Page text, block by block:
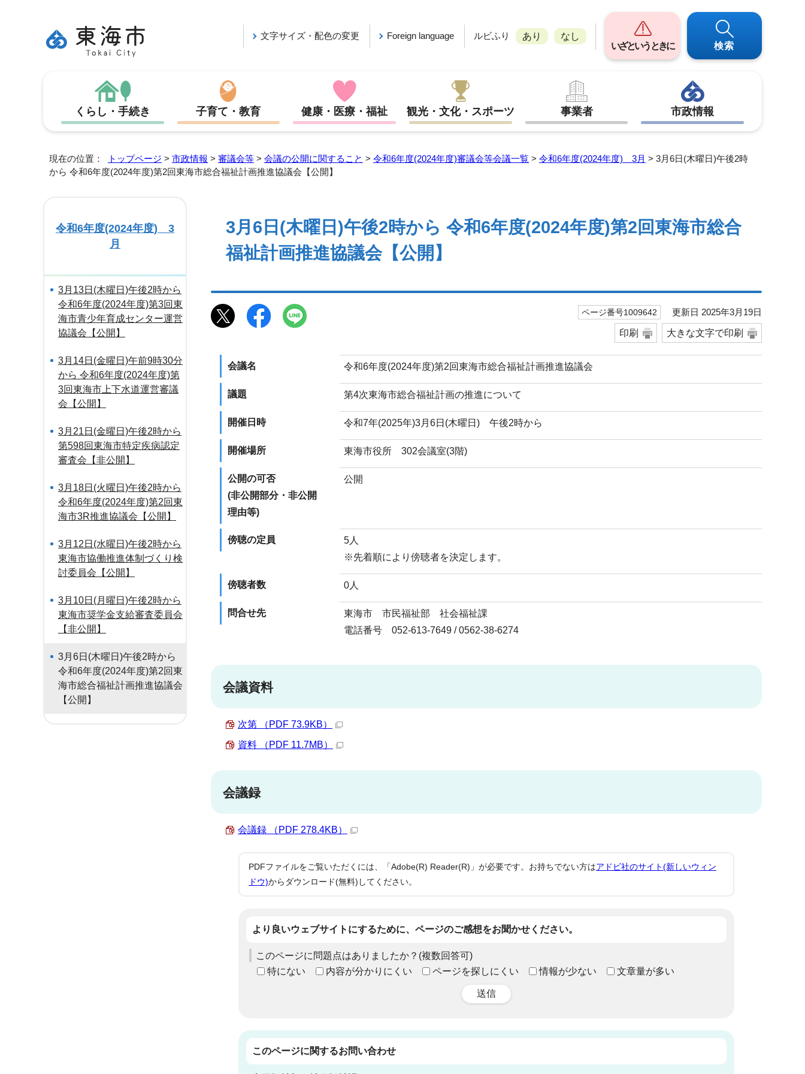
文字サイズ・配色の変更 Foreign language ルビふり あり
なし
いざというときに
検索
くらし・手続き 子育て・教育 健康・医療・福祉 観光・文化・スポーツ 事業者 市政情報
現在の位置： トップページ > 市政情報 > 審議会等 > 会議の公開に関すること > 令和6年度(2024年度)審議会等会議一覧 > 令和6年度(2024年度) 3月 > 3月6日(木曜日)午後2時
から 令和6年度(2024年度)第2回東海市総合福祉計画推進協議会【公開】
3月6日(木曜日)午後2時から 令和6年度(2024年度)第2回東海市総合
福祉計画推進協議会【公開】
ページ番号1009642 更新日 2025年3月19日
印刷 大きな文字で印刷
会議名 令和6年度(2024年度)第2回東海市総合福祉計画推進協議会
議題 第4次東海市総合福祉計画の推進について
開催日時 令和7年(2025年)3月6日(木曜日) 午後2時から
開催場所 東海市役所 302会議室(3階)
公開の可否
(非公開部分・非公開
理由等)
公開
傍聴の定員
5人
※先着順により傍聴者を決定します。
傍聴者数 0人
問合せ先
東海市 市民福祉部 社会福祉課
電話番号 052-613-7649 / 0562-38-6274
会議資料
次第 （PDF 73.9KB）
資料 （PDF 11.7MB）
会議録
会議録 （PDF 278.4KB）
PDFファイルをご覧いただくには、「Adobe(R) Reader(R)」が必要です。お持ちでない方はアドビ社のサイト(新しいウィン
ドウ)からダウンロード(無料)してください。
より良いウェブサイトにするために、ページのご感想をお聞かせください。
このページに問題点はありましたか？(複数回答可)
特にない
内容が分かりにくい ページを探しにくい 情報が少ない 文章量が多い
送信
このページに関するお問い合わせ
令和6年度(2024年度) 3
月
3月13日(木曜日)午後2時から
令和6年度(2024年度)第3回東
海市青少年育成センター運営
協議会【公開】
3月14日(金曜日)午前9時30分
から 令和6年度(2024年度)第
3回東海市上下水道運営審議
会【公開】
3月21日(金曜日)午後2時から
第598回東海市特定疾病認定
審査会【非公開】
3月18日(火曜日)午後2時から
令和6年度(2024年度)第2回東
海市3R推進協議会【公開】
3月12日(水曜日)午後2時から
東海市協働推進体制づくり検
討委員会【公開】
3月10日(月曜日)午後2時から
東海市奨学金支給審査委員会
【非公開】
3月6日(木曜日)午後2時から
令和6年度(2024年度)第2回東
海市総合福祉計画推進協議会
【公開】